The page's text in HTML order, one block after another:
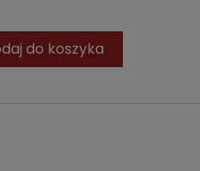
do koszyka